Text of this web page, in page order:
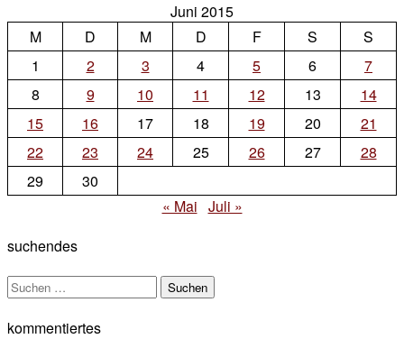
Juni 2015
M
D M D F S
S
1
2 3 4 5 6
7
8
9 10 11 12 13
14
15
16 17 18 19 20
21
22
23 24 25 26 27
28
29
30
« Mai Juli »
suchendes
Suchen
kommentiertes